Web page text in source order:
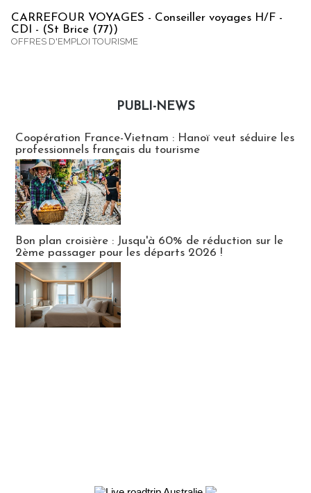
CARREFOUR VOYAGES - Conseiller voyages H/F -
CDI - (St Brice (77))
OFFRES D'EMPLOI TOURISME
PUBLI-NEWS
Coopération France-Vietnam : Hanoï veut séduire les
professionnels français du tourisme
Bon plan croisière : Jusqu'à 60% de réduction sur le
2ème passager pour les départs 2026 !